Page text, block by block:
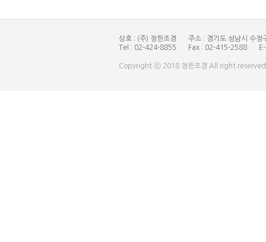
상호 : (주) 정한조경
주소 : 경기도 성남시 수
Tel : 02-424-8855
Fax : 02-415-2588
Copyright ⓒ 2018 정한조경 All right